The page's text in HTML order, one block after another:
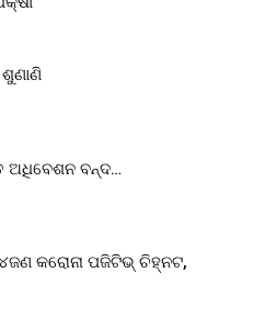
ଅଧିବେଶନ ବନ୍ଦ…
କରୋନା ପଜିଟିଭ୍ ଚିହ୍ନଟ,